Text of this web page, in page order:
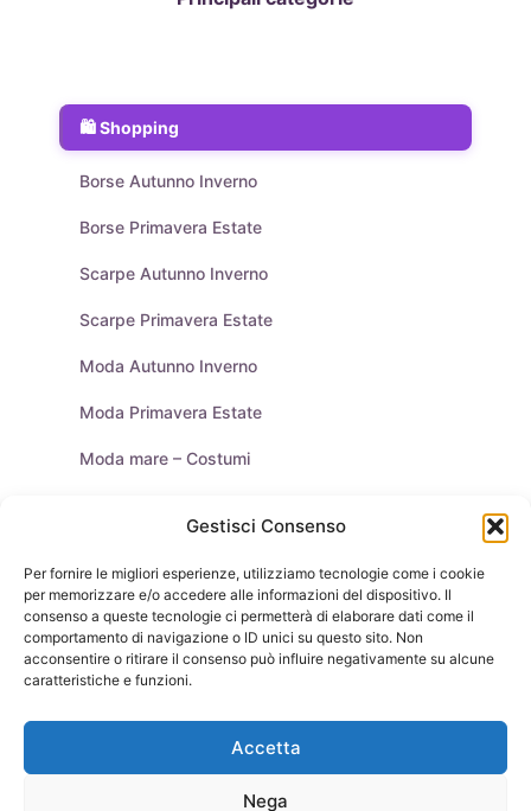
Gestisci Consenso
Per fornire le migliori esperienze, utilizziamo tecnologie come i cookie
per memorizzare e/o accedere alle informazioni del dispositivo. Il
consenso a queste tecnologie ci permetterà di elaborare dati come il
comportamento di navigazione o ID unici su questo sito. Non
acconsentire o ritirare il consenso può influire negativamente su alcune
caratteristiche e funzioni.
Accetta
Nega
Shopping
Borse Autunno Inverno
Borse Primavera Estate
Scarpe Autunno Inverno
Scarpe Primavera Estate
Moda Autunno Inverno
Moda Primavera Estate
Moda mare – Costumi
Purse & Co Social
Tutte le Marche e Designer